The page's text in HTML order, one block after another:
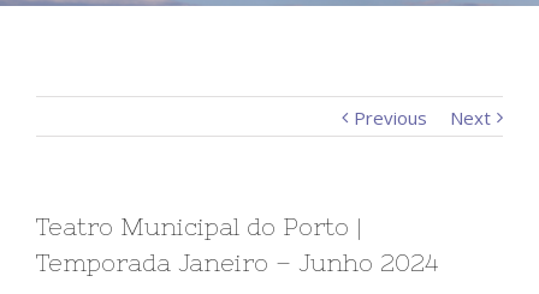
Previous Next
Teatro Municipal do Porto |
Temporada Janeiro – Junho 2024